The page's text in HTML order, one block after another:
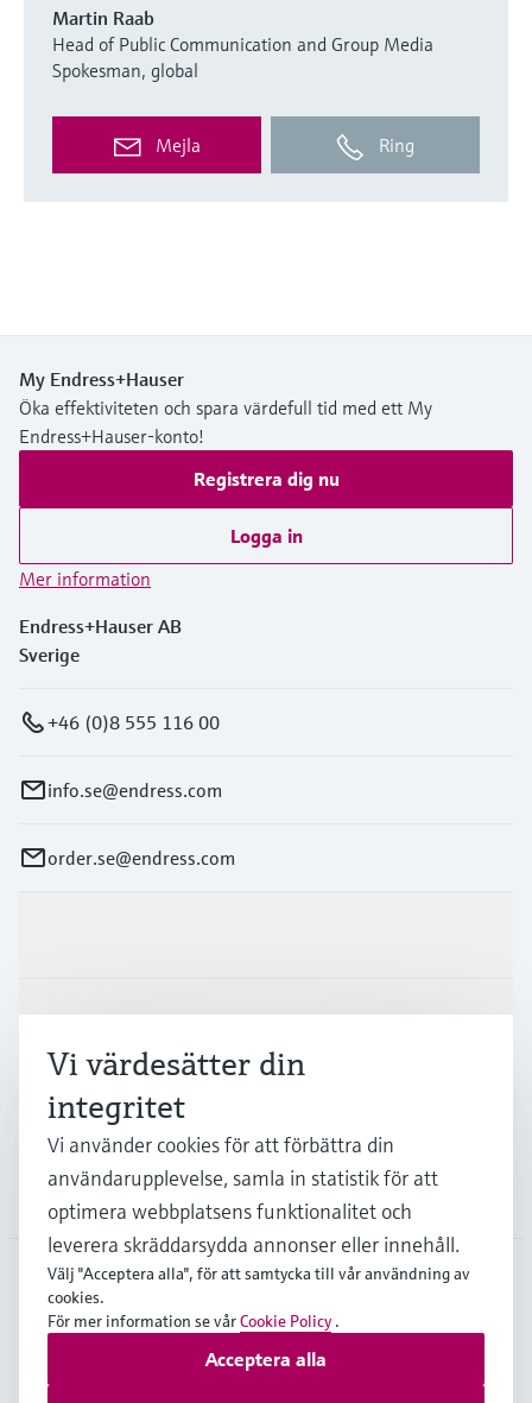
Martin Raab
Head of Public Communication and Group Media
Spokesman, global
Mejla Ring
My Endress+Hauser
Öka effektiviteten och spara värdefull tid med ett My
Endress+Hauser-konto!
Registrera dig nu
Logga in
Mer information
Endress+Hauser AB
Sverige
+46 (0)8 555 116 00
info.se@endress.com
order.se@endress.com
Industrier
Support
SWE • Svenska
Vi värdesätter din
integritet
Vi använder cookies för att förbättra din
användarupplevelse, samla in statistik för att
optimera webbplatsens funktionalitet och
leverera skräddarsydda annonser eller innehåll.
Välj "Acceptera alla", för att samtycka till vår användning av
cookies.
För mer information se vårCookie Policy .
Acceptera alla